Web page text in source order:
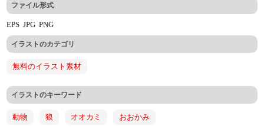
ファイル形式
EPSJPGPNG
イラストのカテゴリ
無料のイラスト素材
イラストのキーワード
動物 狼 オオカミ おおかみ